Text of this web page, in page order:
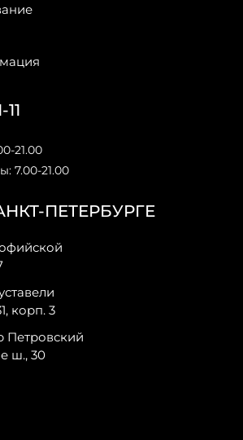
ПЕТЕРБУРГЕ
корп. 3
Петровский
ш., 30
21.00
7.00-21.00